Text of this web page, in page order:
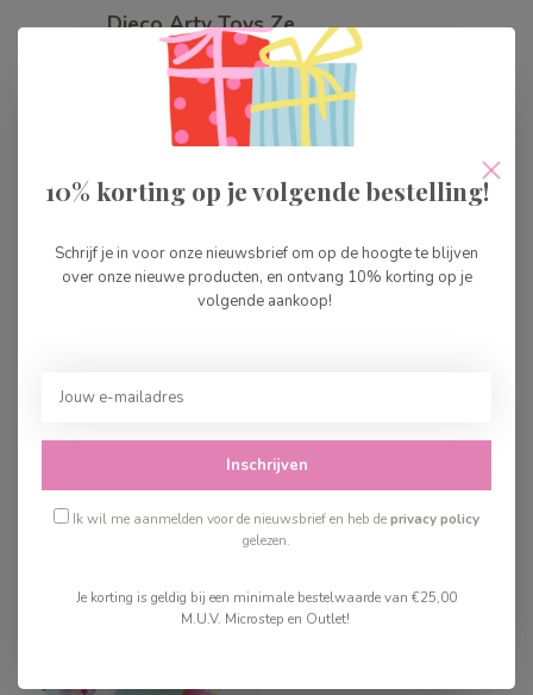
Djeco Arty Toys Ze
Princess Tower
Op voorraad
Djeco Arty Toys Lili
Butterfly
€10,99
Djeco Arty Toys Celesta
10% korting op je volgende bestelling!
Schrijf je in voor onze nieuwsbrief om op de hoogte te blijven
over onze nieuwe producten, en ontvang 10% korting op je
volgende aankoop!
Inschrijven
Ik wil me aanmelden voor de nieuwsbrief en heb deprivacy policy
gelezen.
Je korting is geldig bij een minimale bestelwaarde van €25,00
M.U.V. Microstep en Outlet!